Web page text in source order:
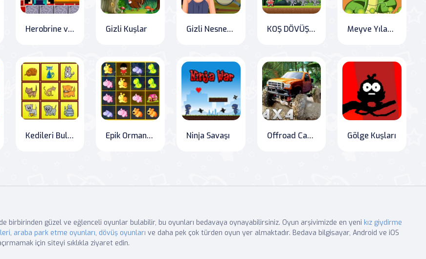
Herobrine vs Canavar Okulu Gizli Kuşlar Gizli Nesneler: Kardeşimin Serveti KOŞ DÖVÜŞÇÜ KIZ Meyve Yılanı Meydan Okuması
Kedileri Buluştu Epik Orman Kaçışı Ninja Savaşı Offroad Canavar Tır Tepesi Gölge Kuşları
birbirinden güzel ve eğlenceli oyunlar bulabilir, bu oyunları bedavaya oynayabilirsiniz. Oyun arşivimizde en yeni kız giydirme
, araba park etme oyunları, dövüş oyunları ve daha pek çok türden oyun yer almaktadır. Bedava bilgisayar, Android ve iOS
için siteyi sıklıkla ziyaret edin.